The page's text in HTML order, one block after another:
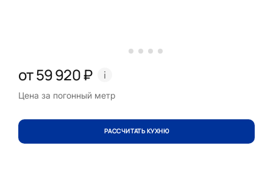
от 59 920 ₽
Цена за погонный метр
РАССЧИТАТЬ КУХНЮ